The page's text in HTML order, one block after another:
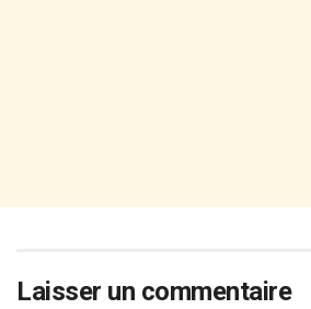
Laisser un commentaire